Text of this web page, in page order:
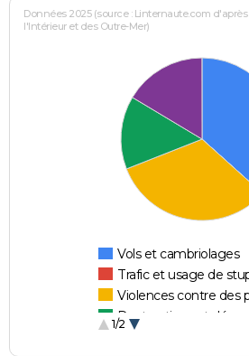
Données 2025 (source : Linternaute.com
l'Intérieur et des Outre-Mer)
Vols et cambriolages
Trafic et usage de
Violences contre des
Destructions et
1/2